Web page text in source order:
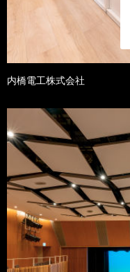
内橋電工株式会社